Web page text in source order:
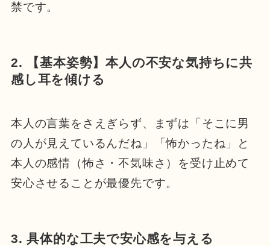
禁です。
2. 【基本姿勢】本人の不安な気持ちに共
感し耳を傾ける
本人の言葉をさえぎらず、まずは「そこに男
の人が見えているんだね」「怖かったね」と
本人の感情（怖さ・不気味さ）を受け止めて
安心させることが最優先です。
3. 具体的な工夫で安心感を与える